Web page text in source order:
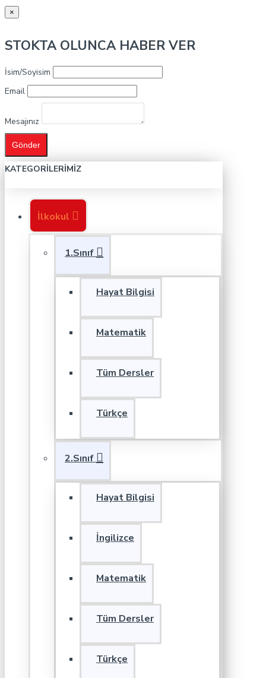
×
STOKTA OLUNCA HABER VER
İsim/Soyisim
Email
Mesajınız
Gönder
KATEGORILERIMIZ
İlkokul
1.Sınıf
Hayat Bilgisi
Matematik
Tüm Dersler
Türkçe
2.Sınıf
Hayat Bilgisi
İngilizce
Matematik
Tüm Dersler
Türkçe